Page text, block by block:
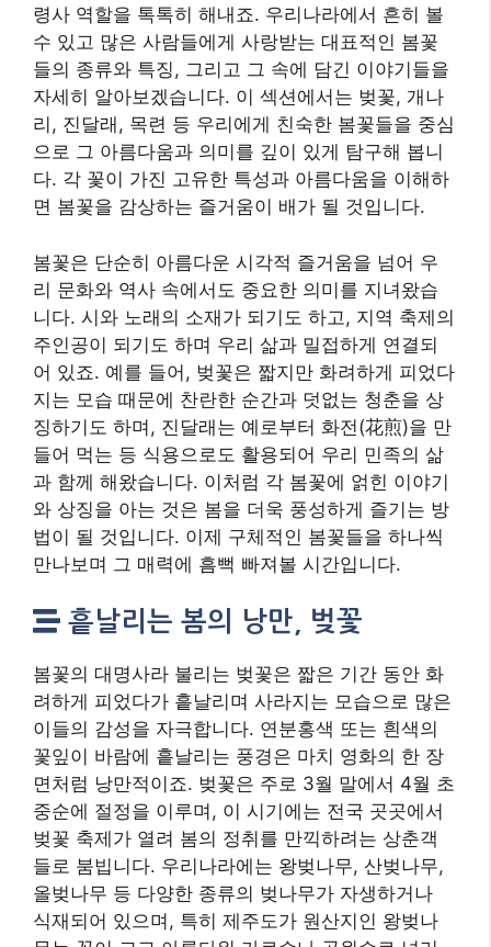
령사 역할을 톡톡히 해내죠. 우리나라에서 흔히 볼
수 있고 많은 사람들에게 사랑받는 대표적인 봄꽃
들의 종류와 특징, 그리고 그 속에 담긴 이야기들을
자세히 알아보겠습니다. 이 섹션에서는 벚꽃, 개나
리, 진달래, 목련 등 우리에게 친숙한 봄꽃들을 중심
으로 그 아름다움과 의미를 깊이 있게 탐구해 봅니
다. 각 꽃이 가진 고유한 특성과 아름다움을 이해하
면 봄꽃을 감상하는 즐거움이 배가 될 것입니다.
봄꽃은 단순히 아름다운 시각적 즐거움을 넘어 우
리 문화와 역사 속에서도 중요한 의미를 지녀왔습
니다. 시와 노래의 소재가 되기도 하고, 지역 축제의
주인공이 되기도 하며 우리 삶과 밀접하게 연결되
어 있죠. 예를 들어, 벚꽃은 짧지만 화려하게 피었다
지는 모습 때문에 찬란한 순간과 덧없는 청춘을 상
징하기도 하며, 진달래는 예로부터 화전(花煎)을 만
들어 먹는 등 식용으로도 활용되어 우리 민족의 삶
과 함께 해왔습니다. 이처럼 각 봄꽃에 얽힌 이야기
와 상징을 아는 것은 봄을 더욱 풍성하게 즐기는 방
법이 될 것입니다. 이제 구체적인 봄꽃들을 하나씩
만나보며 그 매력에 흠뻑 빠져볼 시간입니다.
흩날리는 봄의 낭만, 벚꽃
봄꽃의 대명사라 불리는 벚꽃은 짧은 기간 동안 화
려하게 피었다가 흩날리며 사라지는 모습으로 많은
이들의 감성을 자극합니다. 연분홍색 또는 흰색의
꽃잎이 바람에 흩날리는 풍경은 마치 영화의 한 장
면처럼 낭만적이죠. 벚꽃은 주로 3월 말에서 4월 초
중순에 절정을 이루며, 이 시기에는 전국 곳곳에서
벚꽃 축제가 열려 봄의 정취를 만끽하려는 상춘객
들로 붐빕니다. 우리나라에는 왕벚나무, 산벚나무,
올벚나무 등 다양한 종류의 벚나무가 자생하거나
식재되어 있으며, 특히 제주도가 원산지인 왕벚나